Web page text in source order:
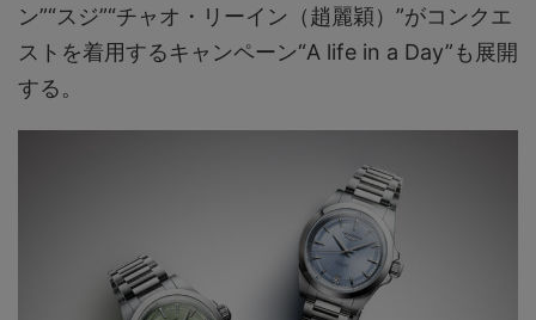
ン”“スジ”“チャオ・リーイン（趙麗穎）”がコンクエ
ストを着用するキャンペーン“A life in a Day”も展開
する。